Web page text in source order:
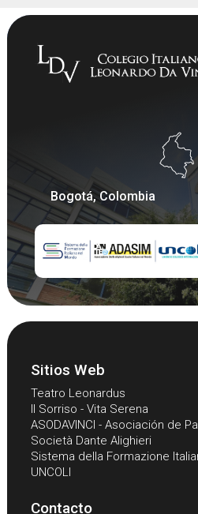
Bogotá, Colombia
Sitios Web
Teatro Leonardus
Il Sorriso - Vita Serena
ASODAVINCI - Asociación de
Società Dante Alighieri
Sistema della Formazione
UNCOLI
Contacto